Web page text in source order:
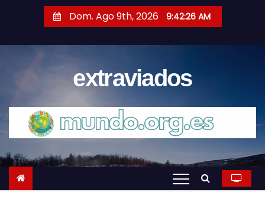
o
t
Dom. Ago 9th, 2026 9:42:26 AM
extraviados